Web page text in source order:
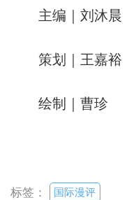
主编｜刘沐晨
策划｜王嘉裕
绘制｜曹珍
标签： 国际漫评